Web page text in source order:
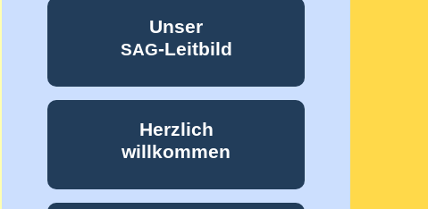
Unser
SAG-Leitbild
Herzlich
willkommen